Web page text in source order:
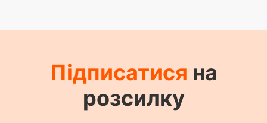
Підписатися на
розсилку